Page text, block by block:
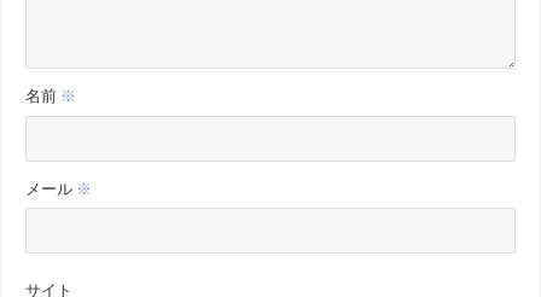
名前 ※
メール ※
サイト